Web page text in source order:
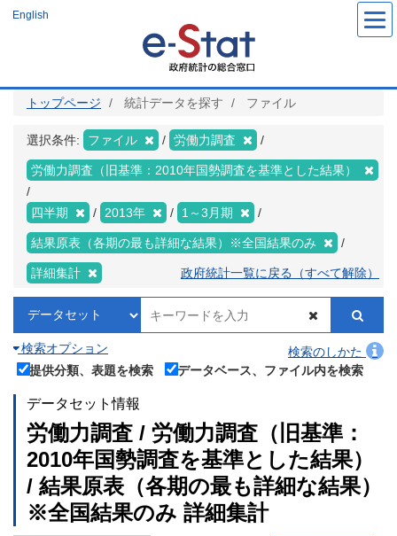
ツ
English
トップページ 統計データを探す ファイル
選択条件: ファイル 労働力調査
労働力調査（旧基準：2010年国勢調査を基準とした結果）
四半期 2013年 1～3月期
結果原表（各期の最も詳細な結果）※全国結果のみ
詳細集計 政府統計一覧に戻る（すべて解除）
検索オプション
検索のしかた
提供分類、表題を検索
データベース、ファイル内を検索
データセット情報
労働力調査 / 労働力調査（旧基準：
2010年国勢調査を基準とした結果）
/ 結果原表（各期の最も詳細な結果）
※全国結果のみ 詳細集計